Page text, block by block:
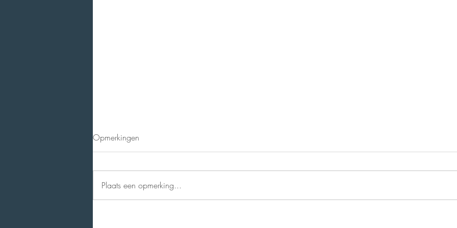
Opmerkingen
Plaats een opmerking...